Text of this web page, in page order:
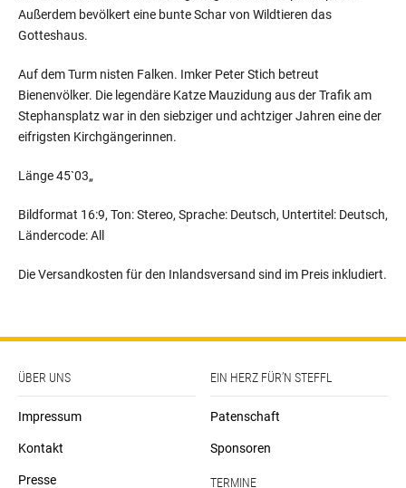
Außerdem bevölkert eine bunte Schar von Wildtieren das
Gotteshaus.
Auf dem Turm nisten Falken. Imker Peter Stich betreut
Bienenvölker. Die legendäre Katze Mauzidung aus der Trafik am
Stephansplatz war in den siebziger und achtziger Jahren eine der
eifrigsten Kirchgängerinnen.
Länge 45`03„
Bildformat 16:9, Ton: Stereo, Sprache: Deutsch, Untertitel: Deutsch,
Ländercode: All
Die Versandkosten für den Inlandsversand sind im Preis inkludiert.
ÜBER UNS
Impressum
Kontakt
Presse
EIN HERZ FÜR’N STEFFL
Patenschaft
Sponsoren
TERMINE